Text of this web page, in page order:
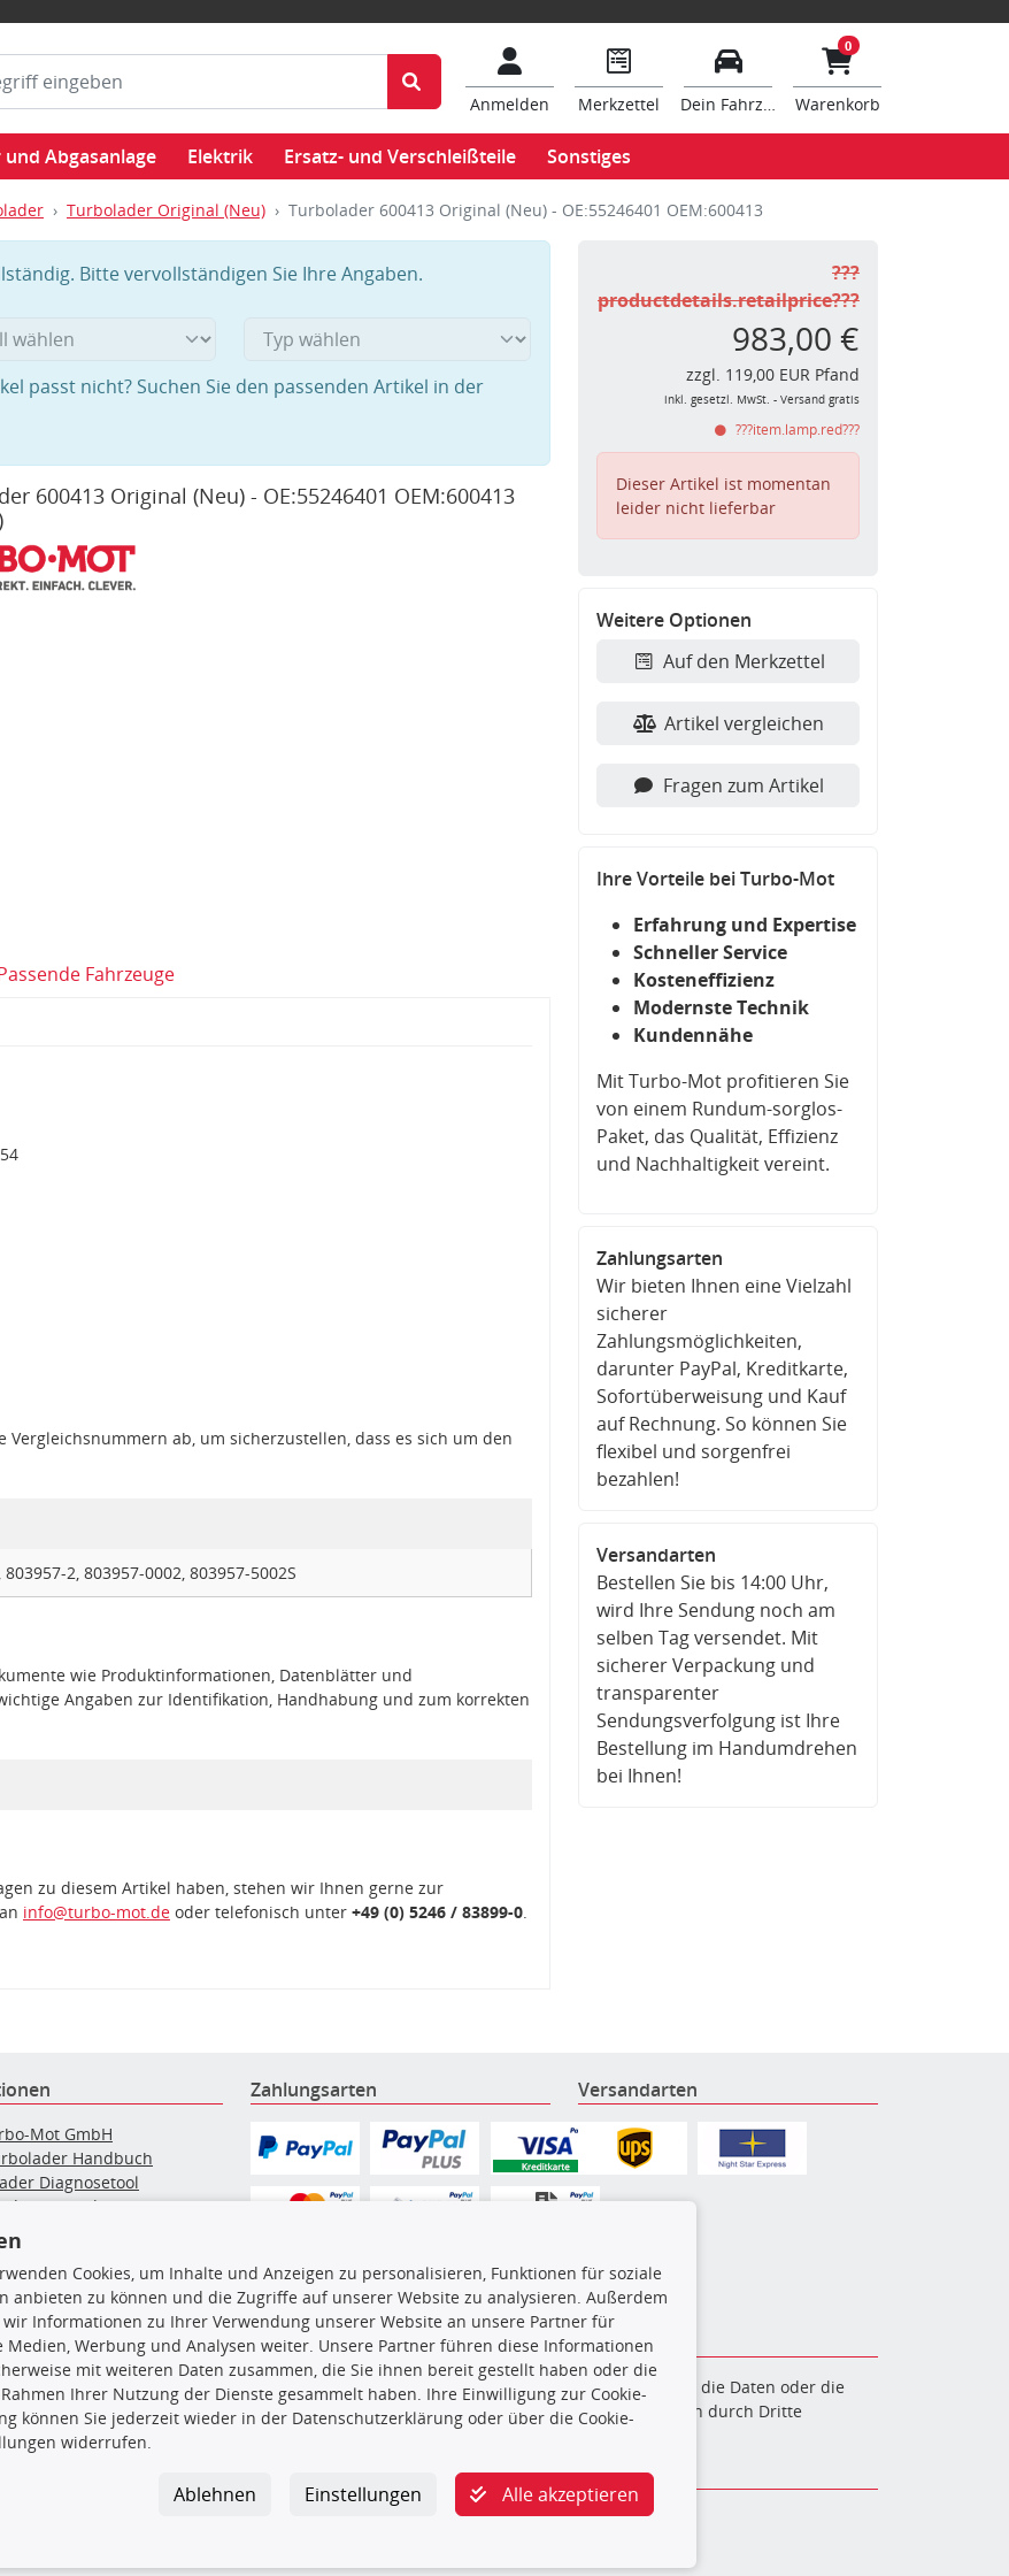
Anmelden Merkzettel Dein Fahrzeug
0
Warenkorb
Abgasanlage Elektrik Ersatz- und Verschleißteile Sonstiges
Turbolader Original (Neu) Turbolader 600413 Original (Neu) - OE:55246401 OEM:600413
Bitte vervollständigen Sie Ihre Angaben.
passt nicht? Suchen Sie den passenden Artikel in der
600413 Original (Neu) - OE:55246401 OEM:600413
Fahrzeuge
ab, um sicherzustellen, dass es sich um den
2, 803957-0002, 803957-5002S
wie Produktinformationen, Datenblätter und
Angaben zur Identifikation, Handhabung und zum korrekten
zu diesem Artikel haben, stehen wir Ihnen gerne zur
info@turbo-mot.de oder telefonisch unter +49 (0) 5246 / 83899-0.
???
productdetails.retailprice???
983,00 €
zzgl. 119,00 EUR Pfand
inkl. gesetzl. MwSt. - Versand gratis
???item.lamp.red???
Dieser Artikel ist momentan
leider nicht lieferbar
Weitere Optionen
Auf den Merkzettel
Artikel vergleichen
Fragen zum Artikel
Ihre Vorteile bei Turbo-Mot
Erfahrung und Expertise
Schneller Service
Kosteneffizienz
Modernste Technik
Kundennähe
Mit Turbo-Mot profitieren Sie
von einem Rundum-sorglos-
Paket, das Qualität, Effizienz
und Nachhaltigkeit vereint.
Zahlungsarten
Wir bieten Ihnen eine Vielzahl
sicherer
Zahlungsmöglichkeiten,
darunter PayPal, Kreditkarte,
Sofortüberweisung und Kauf
auf Rechnung. So können Sie
flexibel und sorgenfrei
bezahlen!
Versandarten
Bestellen Sie bis 14:00 Uhr,
wird Ihre Sendung noch am
selben Tag versendet. Mit
sicherer Verpackung und
transparenter
Sendungsverfolgung ist Ihre
Bestellung im Handumdrehen
bei Ihnen!
Mot GmbH
Handbuch
Diagnosetool
Instandsetzung
Reinigung
Hersteller
nach Auto Marke
Zahlungsarten Versandarten
insbesondere die gesamte Datenbank, dürfen nicht kopiert werden. Es ist zu unterlassen, die Daten oder die
Zustimmung TecDocs zu vervielfältigen, zu verbreiten und/oder diese Handlungen durch Dritte
stellt eine Urheberrechtsverletzung dar und wird verfolgt.
info@turbo-mot.de
Cookies, um Inhalte und Anzeigen zu personalisieren, Funktionen für soziale
anbieten zu können und die Zugriffe auf unserer Website zu analysieren. Außerdem
wir Informationen zu Ihrer Verwendung unserer Website an unsere Partner für
Medien, Werbung und Analysen weiter. Unsere Partner führen diese Informationen
mit weiteren Daten zusammen, die Sie ihnen bereit gestellt haben oder die
Ihrer Nutzung der Dienste gesammelt haben. Ihre Einwilligung zur Cookie-
können Sie jederzeit wieder in der Datenschutzerklärung oder über die Cookie-
widerrufen.
Alle akzeptieren
Einstellungen
Ablehnen